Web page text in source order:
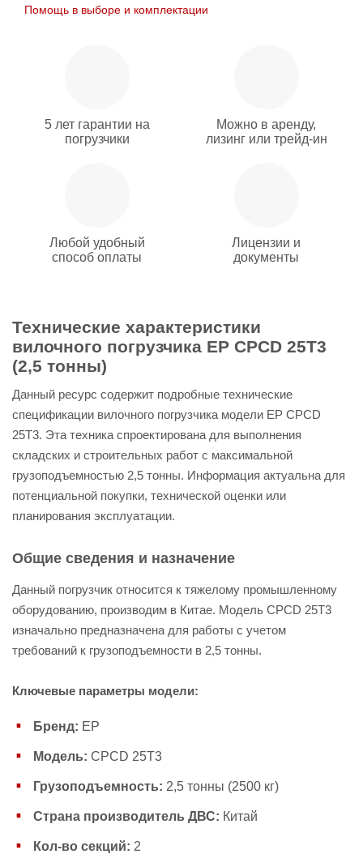
Помощь в выборе и комплектации
5 лет гарантии на
погрузчики
Можно в аренду,
лизинг или трейд-ин
Любой удобный
способ оплаты
Лицензии и
документы
Технические характеристики
вилочного погрузчика EP CPCD 25T3
(2,5 тонны)
Данный ресурс содержит подробные технические
спецификации вилочного погрузчика модели EP CPCD
25T3. Эта техника спроектирована для выполнения
складских и строительных работ с максимальной
грузоподъемностью 2,5 тонны. Информация актуальна для
потенциальной покупки, технической оценки или
планирования эксплуатации.
Общие сведения и назначение
Данный погрузчик относится к тяжелому промышленному
оборудованию, производим в Китае. Модель CPCD 25T3
изначально предназначена для работы с учетом
требований к грузоподъемности в 2,5 тонны.
Ключевые параметры модели:
Бренд: EP
Модель: CPCD 25T3
Грузоподъемность: 2,5 тонны (2500 кг)
Страна производитель ДВС: Китай
Кол-во секций: 2